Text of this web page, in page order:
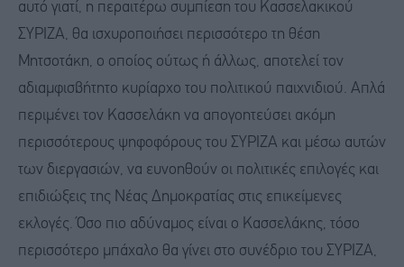
αυτό γιατί, η περαιτέρω συμπίεση του Κασσελακικού
ΣΥΡΙΖΑ, θα ισχυροποιήσει περισσότερο τη θέση
Μητσοτάκη, ο οποίος ούτως ή άλλως, αποτελεί τον
αδιαμφισβήτητο κυρίαρχο του πολιτικού παιχνιδιού. Απλά
περιμένει τον Κασσελάκη να απογοητεύσει ακόμη
περισσότερους ψηφοφόρους του ΣΥΡΙΖΑ και μέσω αυτών
των διεργασιών, να ευνοηθούν οι πολιτικές επιλογές και
επιδιώξεις της Νέας Δημοκρατίας στις επικείμενες
εκλογές. Όσο πιο αδύναμος είναι ο Κασσελάκης, τόσο
περισσότερο μπάχαλο θα γίνει στο συνέδριο του ΣΥΡΙΖΑ,